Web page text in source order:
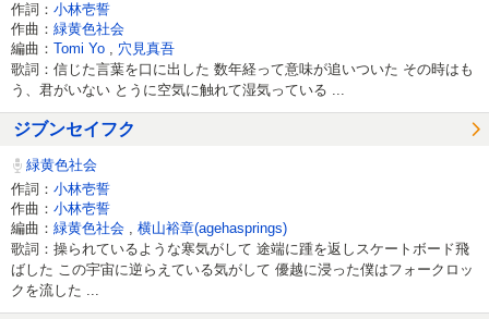
作詞： 小林壱誓
作曲： 緑黄色社会
編曲： Tomi Yo 穴見真吾
歌詞：信じた言葉を口に出した 数年経って意味が追いついた その時はも
う、君がいない とうに空気に触れて湿気っている ...
ジブンセイフク
緑黄色社会
作詞： 小林壱誓
作曲： 小林壱誓
編曲： 緑黄色社会 横山裕章(agehasprings)
歌詞：操られているような寒気がして 途端に踵を返しスケートボード飛
ばした この宇宙に逆らえている気がして 優越に浸った僕はフォークロッ
クを流した ...